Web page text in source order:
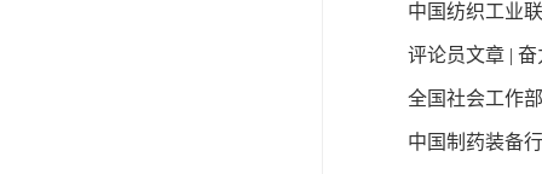
中国纺织工业
全国社会工作
中国制药装备